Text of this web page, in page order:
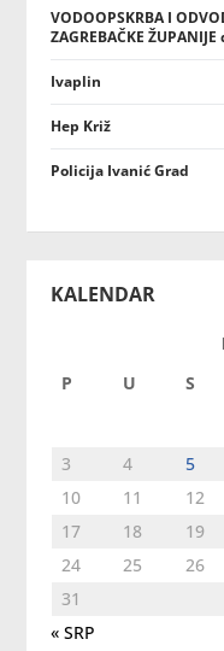
VODOOPSKRBA I
ZAGREBAČKE ŽUPANIJE
Ivaplin
Hep Križ
Policija Ivanić Grad
KALENDAR
P U S
3
4 5
10
11 12
17
18 19
24
25 26
31
« SRP